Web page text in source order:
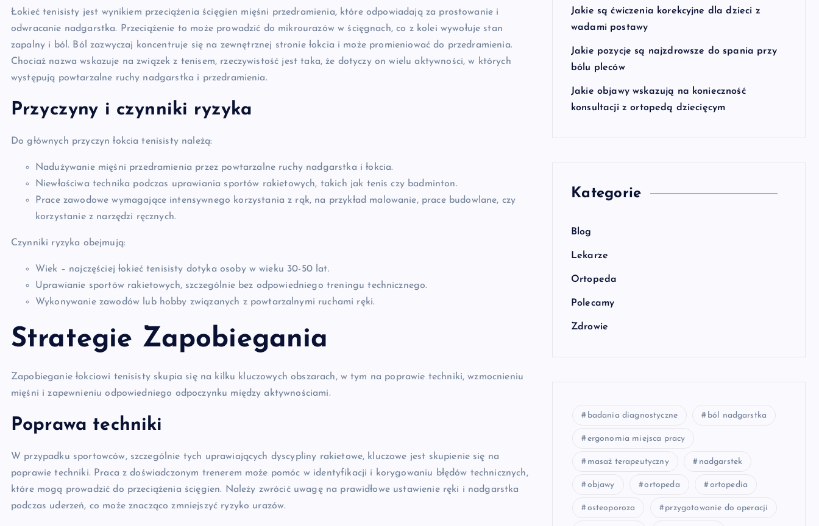
Łokieć tenisisty jest wynikiem przeciążenia ścięgien mięśni przedramienia, które odpowiadają za prostowanie i
odwracanie nadgarstka. Przeciążenie to może prowadzić do mikrourazów w ścięgnach, co z kolei wywołuje stan
zapalny i ból. Ból zazwyczaj koncentruje się na zewnętrznej stronie łokcia i może promieniować do przedramienia.
Chociaż nazwa wskazuje na związek z tenisem, rzeczywistość jest taka, że dotyczy on wielu aktywności, w których
występują powtarzalne ruchy nadgarstka i przedramienia.
Przyczyny i czynniki ryzyka
Do głównych przyczyn łokcia tenisisty należą:
Nadużywanie mięśni przedramienia przez powtarzalne ruchy nadgarstka i łokcia.
Niewłaściwa technika podczas uprawiania sportów rakietowych, takich jak tenis czy badminton.
Prace zawodowe wymagające intensywnego korzystania z rąk, na przykład malowanie, prace budowlane, czy
korzystanie z narzędzi ręcznych.
Czynniki ryzyka obejmują:
Wiek – najczęściej łokieć tenisisty dotyka osoby w wieku 30-50 lat.
Uprawianie sportów rakietowych, szczególnie bez odpowiedniego treningu technicznego.
Wykonywanie zawodów lub hobby związanych z powtarzalnymi ruchami ręki.
Strategie Zapobiegania
Zapobieganie łokciowi tenisisty skupia się na kilku kluczowych obszarach, w tym na poprawie techniki, wzmocnieniu
mięśni i zapewnieniu odpowiedniego odpoczynku między aktywnościami.
Poprawa techniki
W przypadku sportowców, szczególnie tych uprawiających dyscypliny rakietowe, kluczowe jest skupienie się na
poprawie techniki. Praca z doświadczonym trenerem może pomóc w identyfikacji i korygowaniu błędów technicznych,
które mogą prowadzić do przeciążenia ścięgien. Należy zwrócić uwagę na prawidłowe ustawienie ręki i nadgarstka
podczas uderzeń, co może znacząco zmniejszyć ryzyko urazów.
Jakie są ćwiczenia korekcyjne dla dzieci z
wadami postawy
Jakie pozycje są najzdrowsze do spania przy
bólu pleców
Jakie objawy wskazują na konieczność
konsultacji z ortopedą dziecięcym
Kategorie
Blog
Lekarze
Ortopeda
Polecamy
Zdrowie
badania diagnostyczne ból nadgarstka
ergonomia miejsca pracy
masaż terapeutyczny nadgarstek
objawy ortopeda ortopedia
osteoporoza przygotowanie do operacji